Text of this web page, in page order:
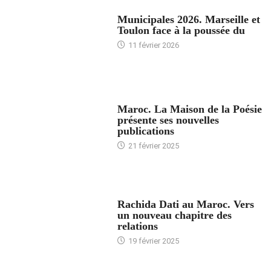
Municipales 2026. Marseille et
Toulon face à la poussée du
11 février 2026
Maroc. La Maison de la Poésie
présente ses nouvelles
publications
21 février 2025
Rachida Dati au Maroc. Vers
un nouveau chapitre des
relations
19 février 2025